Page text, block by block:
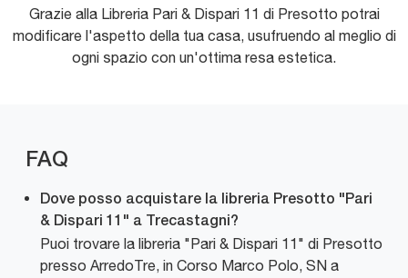
Grazie alla Libreria Pari & Dispari 11 di Presotto potrai
modificare l'aspetto della tua casa, usufruendo al meglio di
ogni spazio con un'ottima resa estetica.
FAQ
Dove posso acquistare la libreria Presotto "Pari
& Dispari 11" a Trecastagni?
Puoi trovare la libreria "Pari & Dispari 11" di Presotto
presso ArredoTre, in Corso Marco Polo, SN a